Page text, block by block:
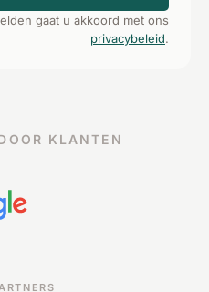
gaat u akkoord met ons
privacybeleid.
KLANTEN